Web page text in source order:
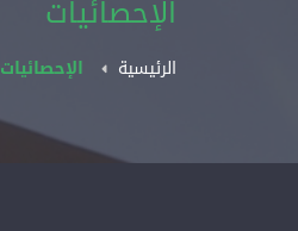
الإحصائيات
الرئيسية الإحصائيات